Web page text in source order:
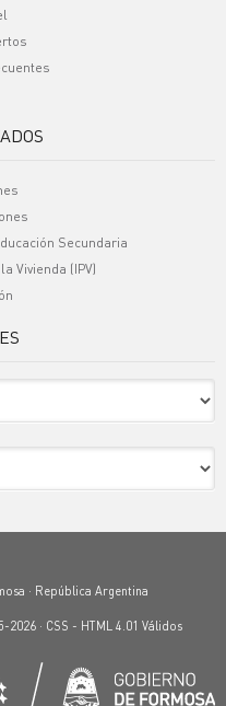
Secundaria
Vivienda (IPV)
· República Argentina
2026 · CSS - HTML 4.01 Válidos